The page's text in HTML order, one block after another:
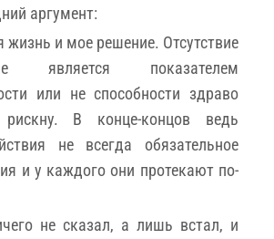
аргумент:
и мое решение. Отсутствие
является показателем
или не способности здраво
В конце-концов ведь
не всегда обязательное
и у каждого они протекают по-
не сказал, а лишь встал, и